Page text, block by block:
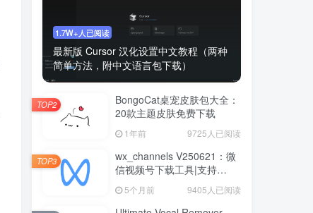
1.7W+人已阅读
最新版 Cursor 汉化设置中文教程（两种
简单方法，附中文语言包下载）
BongoCat桌宠皮肤包大全：
20款主题皮肤免费下载
1年前 9725人已阅读
TOP2
wx_channels V250621：微
信视频号下载工具|支持
Win/macOS
5个月前 9405人已阅读
TOP3